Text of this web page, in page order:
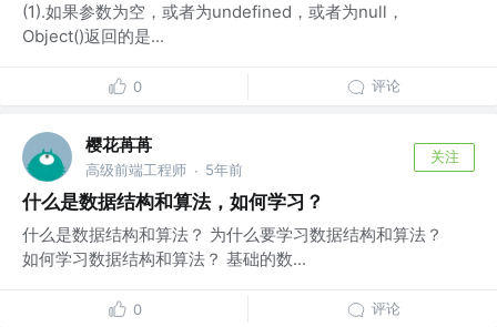
(1).如果参数为空，或者为undefined，或者为null，
Object()返回的是...
0 评论
樱花苒苒
高级前端工程师 · 5年前
关注
什么是数据结构和算法，如何学习？
什么是数据结构和算法？ 为什么要学习数据结构和算法？
如何学习数据结构和算法？ 基础的数...
0 评论